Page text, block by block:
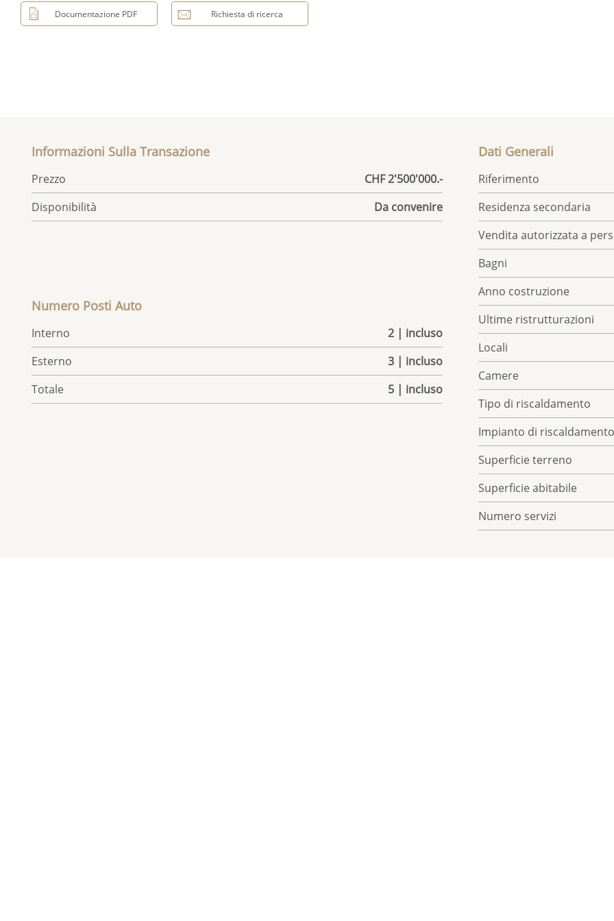
Documentazione PDF Richiesta di ricerca
Informazioni Sulla Transazione
Prezzo
CHF 2'500'000.-
Disponibilità
Da convenire
Numero Posti Auto
Interno
2 | incluso
Esterno
3 | incluso
Totale
5 | incluso
Dati Generali
Riferimento
Residenza secondaria
Vendita autorizzata a
Bagni
Anno costruzione
Ultime ristrutturazioni
Locali
Camere
Tipo di riscaldamento
Impianto di
Superficie terreno
Superficie abitabile
Numero servizi